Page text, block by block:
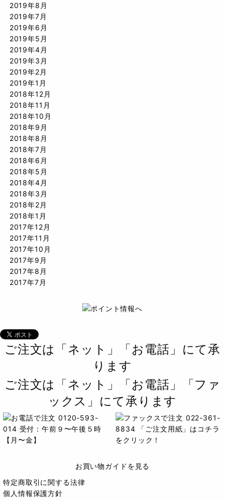
2019年8月
2019年7月
2019年6月
2019年5月
2019年4月
2019年3月
2019年2月
2019年1月
2018年12月
2018年11月
2018年10月
2018年9月
2018年8月
2018年7月
2018年6月
2018年5月
2018年4月
2018年3月
2018年2月
2018年1月
2017年12月
2017年11月
2017年10月
2017年9月
2017年8月
2017年7月
ご注文は「ネット」「お電話」にて承
ります
ご注文は「ネット」「お電話」「ファ
ックス」にて承ります
お買い物ガイドを見る
特定商取引に関する法律
個人情報保護方針